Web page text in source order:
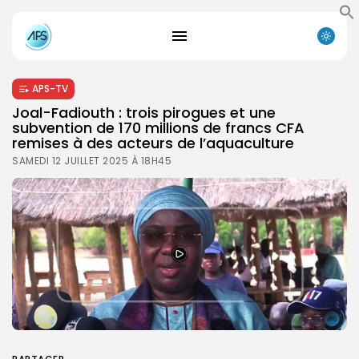
APS-TV
Joal-Fadiouth : trois pirogues et une
subvention de 170 millions de francs CFA
remises à des acteurs de l’aquaculture
SAMEDI 12 JUILLET 2025 À 18H45